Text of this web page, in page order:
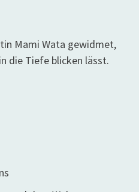
Mami Wata gewidmet,
die Tiefe blicken lässt.